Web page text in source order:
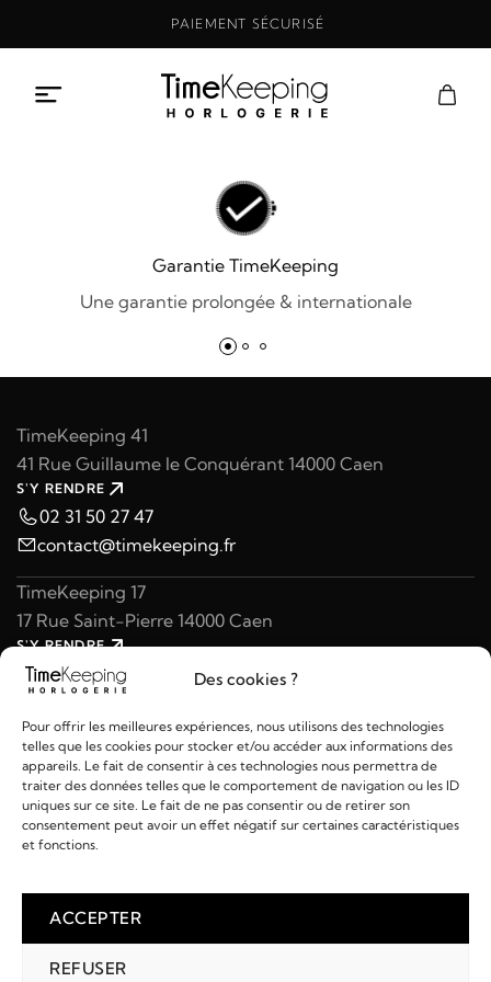
Des cookies ?
Pour offrir les meilleures expériences, nous utilisons des technologies
telles que les cookies pour stocker et/ou accéder aux informations des
appareils. Le fait de consentir à ces technologies nous permettra de
traiter des données telles que le comportement de navigation ou les ID
uniques sur ce site. Le fait de ne pas consentir ou de retirer son
consentement peut avoir un effet négatif sur certaines caractéristiques
et fonctions.
ACCEPTER
REFUSER
PAIEMENT SÉCURISÉ
Garantie TimeKeeping
Une garantie prolongée & internationale
TimeKeeping 41
41 Rue Guillaume le Conquérant 14000 Caen
S'Y RENDRE
02 31 50 27 47
contact@timekeeping.fr
TimeKeeping 17
17 Rue Saint-Pierre 14000 Caen
S'Y RENDRE
02 31 47 49 97
contact@timekeeping.fr
Liens utiles
2026 © TIMEKEEPING - Réalisé par